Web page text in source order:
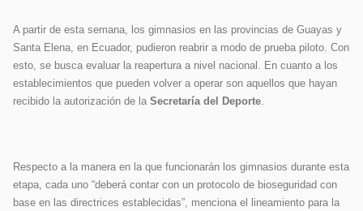
A partir de esta semana, los gimnasios en las provincias de Guayas y
Santa Elena, en Ecuador, pudieron reabrir a modo de prueba piloto. Con
esto, se busca evaluar la reapertura a nivel nacional. En cuanto a los
establecimientos que pueden volver a operar son aquellos que hayan
recibido la autorización de la Secretaríadel Deporte.
Respecto a la manera en la que funcionarán los gimnasios durante esta
etapa, cada uno “deberá contar con un protocolo de bioseguridad con
base en las directrices establecidas”, menciona el lineamiento para la